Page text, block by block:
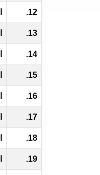
12.
13.
14.
15.
16.
17.
18.
19.